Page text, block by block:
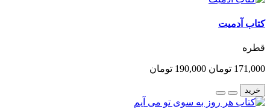
کتاب آدمیت
قطره
171,000 تومان 190,000 تومان
خرید